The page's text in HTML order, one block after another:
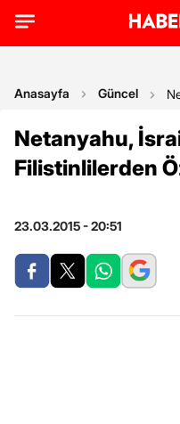
Anasayfa Güncel
Netanyahu,
Filistinlilerden
23.03.2015 - 20:51